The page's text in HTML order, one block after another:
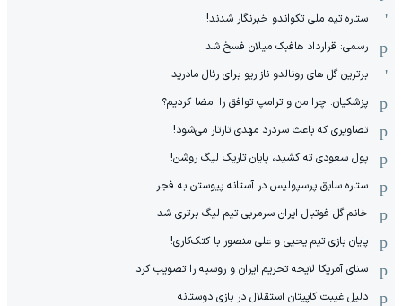
ستاره تیم ملی تکواندو خبرنگار شدند!
رسمی: قرارداد هافبک میلان فسخ شد
برترین گل های رونالدو نازاریو برای رئال مادرید
پزشکیان: چرا من و ترامپ توافق را امضا کردیم؟
تصاویری که باعث سردرد مهدی تارتار می‌شود!
پول سعودی ته کشید، پایان تاریک لیگ روشن!
ستاره سابق پرسپولیس در آستانه پیوستن به فجر
خانم گل فوتبال ایران سرمربی تیم لیگ برتری شد
پایان بازی تیم یحیی و علی منصور با کتک‌کاری!
سنای آمریکا لایحه تحریم ایران و روسیه را تصویب کرد
دلیل غیبت کاپیتان استقلال در بازی دوستانه